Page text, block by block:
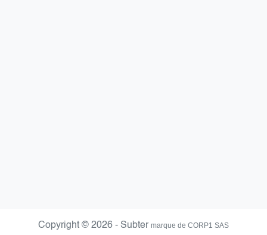
Copyright © 2026 - Subter marque de CORP1 SAS